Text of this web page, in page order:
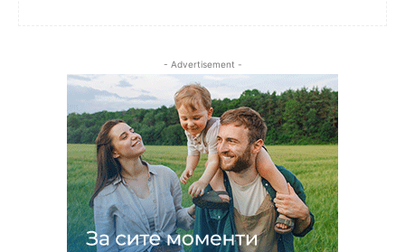
- Advertisement -